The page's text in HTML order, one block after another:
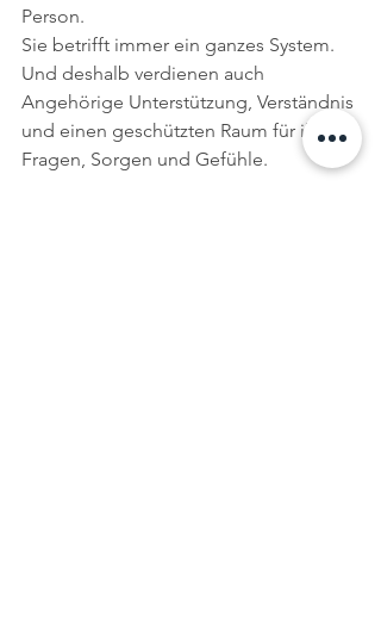
Person.
Sie betrifft immer ein ganzes System.
Und deshalb verdienen auch
Angehörige Unterstützung, Verständnis
und einen geschützten Raum für ihre
Fragen, Sorgen und Gefühle.